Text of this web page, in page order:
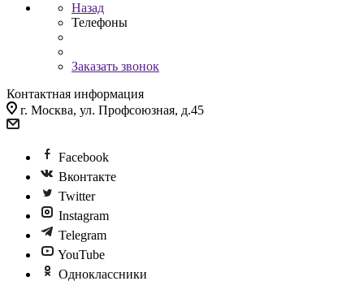
Назад
Телефоны
Заказать звонок
Контактная информация
г. Москва, ул. Профсоюзная, д.45
Facebook
Вконтакте
Twitter
Instagram
Telegram
YouTube
Одноклассники